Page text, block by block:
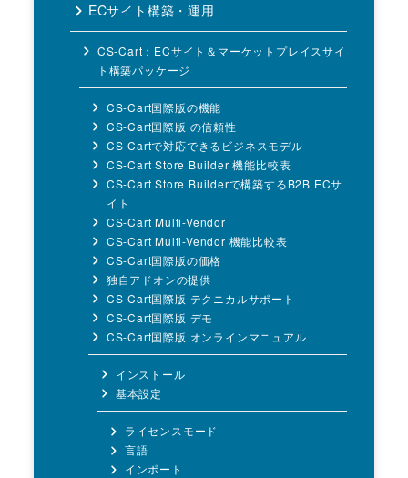
ECサイト構築・運用
CS-Cart：ECサイト＆マーケットプレイスサイ
ト構築パッケージ
CS-Cart国際版の機能
CS-Cart国際版 の信頼性
CS-Cartで対応できるビジネスモデル
CS-Cart Store Builder 機能比較表
CS-Cart Store Builderで構築するB2B ECサ
イト
CS-Cart Multi-Vendor
CS-Cart Multi-Vendor 機能比較表
CS-Cart国際版の価格
独自アドオンの提供
CS-Cart国際版 テクニカルサポート
CS-Cart国際版 デモ
CS-Cart国際版 オンラインマニュアル
インストール
基本設定
ライセンスモード
言語
インポート